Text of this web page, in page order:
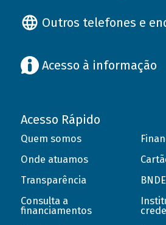
Outros telefones e
Acesso à informação
Acesso Rápido
Quem somos
Onde atuamos
Transparência
Consulta a
financiamentos